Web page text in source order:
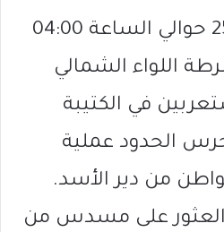
في تاريخ 25.09.2024 حوالي الساعة 04:00
اللواء الشمالي
في الكتيبة
الحدود عملية
من دير الأسد.
العثور على مسدس من